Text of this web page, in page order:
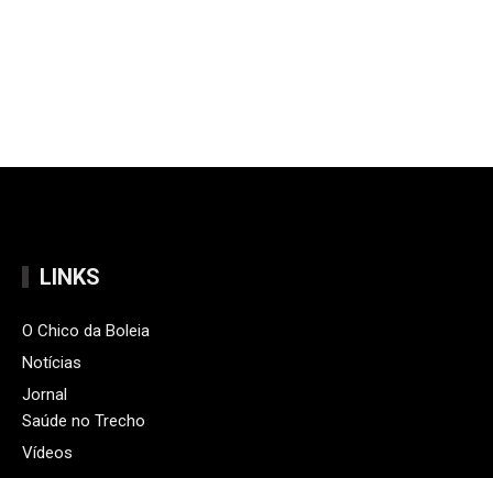
LINKS
O Chico da Boleia
Notícias
Jornal
Saúde no Trecho
Vídeos